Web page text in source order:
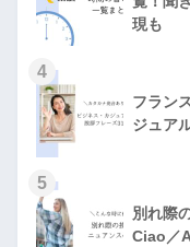
現も
4
フラン
ジュア
5
別れ際
Ciao／